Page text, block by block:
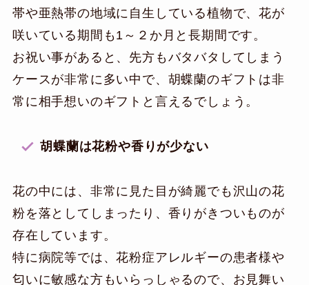
帯や亜熱帯の地域に自生している植物で、花が
咲いている期間も1～２か月と長期間です。
お祝い事があると、先方もバタバタしてしまう
ケースが非常に多い中で、胡蝶蘭のギフトは非
常に相手想いのギフトと言えるでしょう。
胡蝶蘭は花粉や香りが少ない
花の中には、非常に見た目が綺麗でも沢山の花
粉を落としてしまったり、香りがきついものが
存在しています。
特に病院等では、花粉症アレルギーの患者様や
匂いに敏感な方もいらっしゃるので、お見舞い